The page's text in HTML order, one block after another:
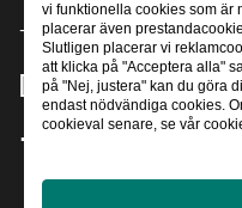
+31 (0)318 64 85 75
vi funktionella cookies som är
placerar även
Slutligen placerar vi
att klicka på "Acceptera alla"
på "Nej, justera" kan du göra
endast nödvändiga cookies.
cookieval senare, se vår